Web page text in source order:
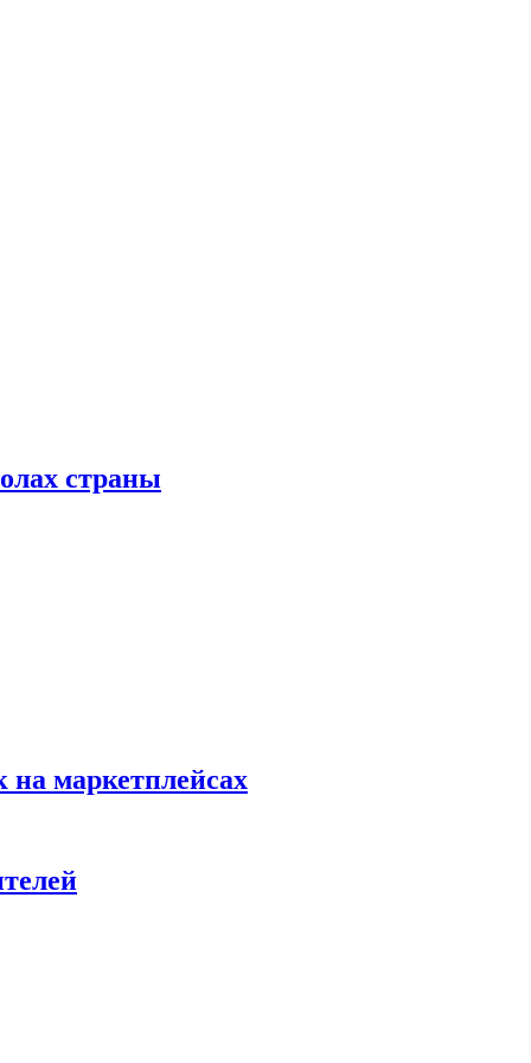
страны
на маркетплейсах